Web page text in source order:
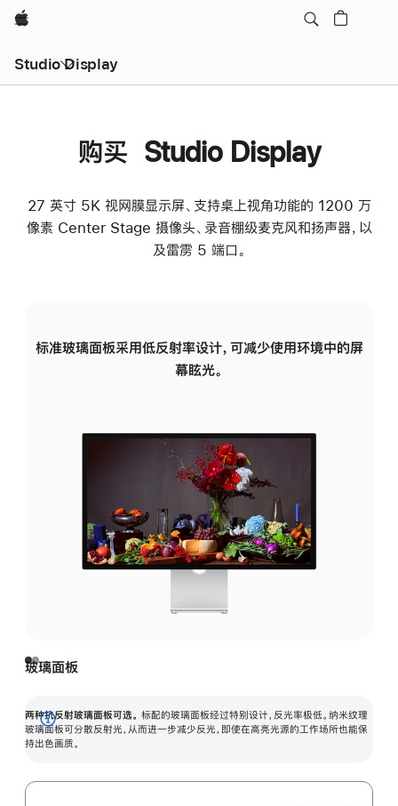
Apple
Studio Display
购买 Studio Display
27 英寸 5K 视网膜显示屏、支持桌上视角功能的 1200 万
像素 Center Stage 摄像头、录音棚级麦克风和扬声器，以
及雷雳 5 端口。
标准玻璃面板采用低反射率设计，可减少使用环境中的屏
幕眩光。
玻璃面板
两种抗反射玻璃面板可选。 标配的玻璃面板经过特别设计，反光率极低。纳米纹理
玻璃面板可分散反射光，从而进一步减少反光，即使在高亮光源的工作场所也能保
持出色画质。
展
开